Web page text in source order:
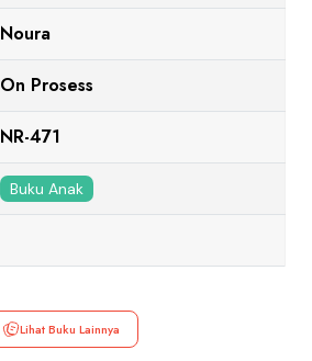
Noura
On Prosess
NR-471
Buku Anak
Lihat Buku Lainnya